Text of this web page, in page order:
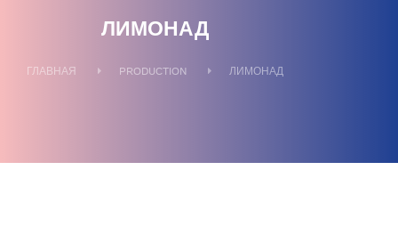
ЛИМОНАД
ГЛАВНАЯ PRODUCTION ЛИМОНАД